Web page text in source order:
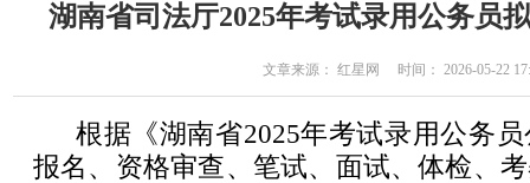
湖南省司法厅2025年考试录用公务员
文章来源： 红星网 时间： 2026-05-22
根据《湖南省2025年考试录用公务
报名、资格审查、笔试、面试、体检、